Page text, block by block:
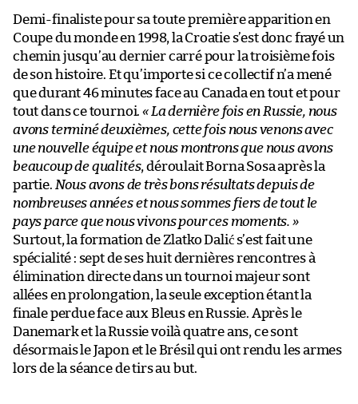
Demi-finaliste pour sa toute première apparition en
Coupe du monde en 1998, la Croatie s’est donc frayé un
chemin jusqu’au dernier carré pour la troisième fois
de son histoire. Et qu’importe si ce collectif n’a mené
que durant 46 minutes face au Canada en tout et pour
tout dans ce tournoi.« La dernière fois en Russie, nous
avons terminé deuxièmes, cette fois nous venons avec
une nouvelle équipe et nous montrons que nous avons
beaucoup de qualités, déroulait Borna Sosa après la
partie. Nous avons de très bons résultats depuis de
nombreuses années et nous sommes fiers de tout le
pays parce que nous vivons pour ces moments. »
Surtout, la formation de Zlatko Dalić s’est fait une
spécialité : sept de ses huit dernières rencontres à
élimination directe dans un tournoi majeur sont
allées en prolongation, la seule exception étant la
finale perdue face aux Bleus en Russie. Après le
Danemark et la Russie voilà quatre ans, ce sont
désormais le Japon et le Brésil qui ont rendu les armes
lors de la séance de tirs au but.